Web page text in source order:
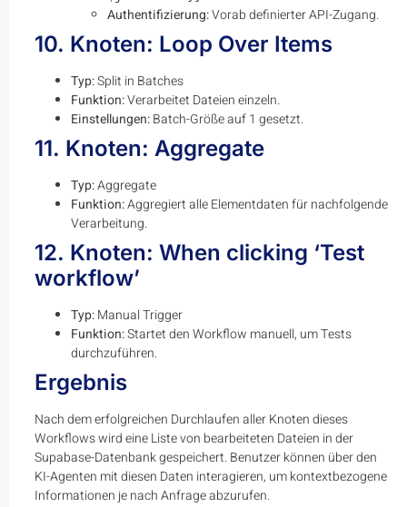
Authentifizierung:Vorab definierter API-Zugang.
10. Knoten: Loop Over Items
Typ:Split in Batches
Funktion:Verarbeitet Dateien einzeln.
Einstellungen:Batch-Größe auf 1 gesetzt.
11. Knoten: Aggregate
Typ:Aggregate
Funktion:Aggregiert alle Elementdaten für nachfolgende
Verarbeitung.
12. Knoten: When clicking ‘Test
workflow’
Typ:Manual Trigger
Funktion:Startet den Workflow manuell, um Tests
durchzuführen.
Ergebnis
Nach dem erfolgreichen Durchlaufen aller Knoten dieses
Workflows wird eine Liste von bearbeiteten Dateien in der
Supabase-Datenbank gespeichert. Benutzer können über den
KI-Agenten mit diesen Daten interagieren, um kontextbezogene
Informationen je nach Anfrage abzurufen.